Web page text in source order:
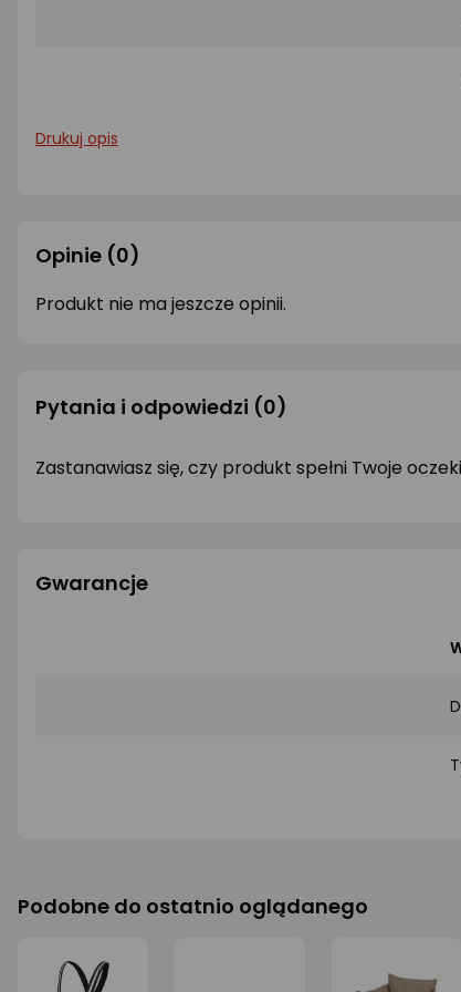
Drukuj opis
Opinie (0)
Produkt nie ma jeszcze opinii.
Pytania i odpowiedzi (0)
Zastanawiasz się, czy produkt spełni Twoje
Gwarancje
Podobne do ostatnio oglądanego